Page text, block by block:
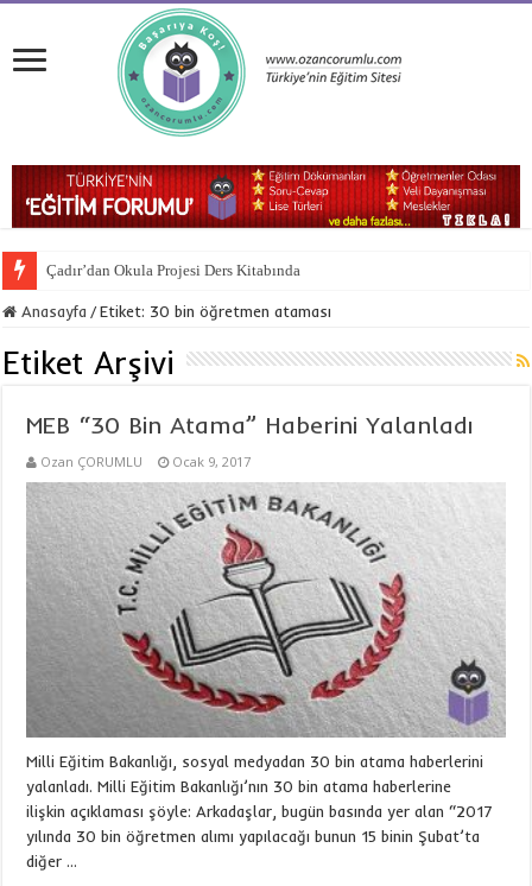
Çadır’dan Okula Projesi Ders Kitabında
Anasayfa /Etiket: 30 bin öğretmen ataması
Etiket Arşivi
MEB “30 Bin Atama” Haberini Yalanladı
Ozan ÇORUMLU Ocak 9, 2017
Milli Eğitim Bakanlığı, sosyal medyadan 30 bin atama haberlerini
yalanladı. Milli Eğitim Bakanlığı’nın 30 bin atama haberlerine
ilişkin açıklaması şöyle: Arkadaşlar, bugün basında yer alan “2017
yılında 30 bin öğretmen alımı yapılacağı bunun 15 binin Şubat’ta
diğer …